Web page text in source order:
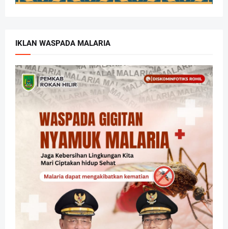
IKLAN WASPADA MALARIA